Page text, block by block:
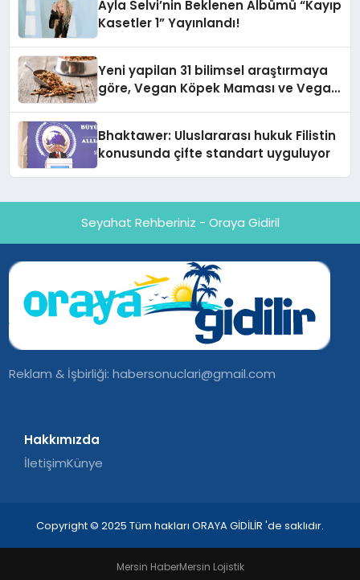
Ayla Selvi’nin Beklenen Albümü “Kayıp
Kasetler 1” Yayınlandı!
Yeni yapilan 31 bilimsel araştırmaya
göre, Vegan Köpek Maması ve Vegan
Bhaktawer: Uluslararası hukuk Filistin
konusunda çifte standart uyguluyor
Seyahat Rehberiniz - Oraya Gidiril
Reklam & İşbirliği:habersonuclari@gmail.com
Hakkımızda
İletişimKünye
Copyright © 2025 Tüm hakları ORAYA GİDİLİR 'de saklıdır.
Mersin HaberMersin Lojistik